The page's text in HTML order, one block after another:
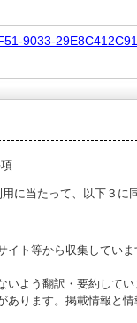
9033-
に当たって、以下３に
ト等から収集してい
よう翻訳・要約してい
ります。掲載情報と